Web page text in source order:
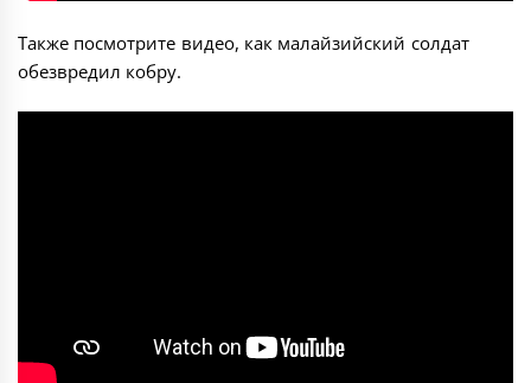
Также посмотрите видео, как малайзийский солдат
обезвредил кобру.